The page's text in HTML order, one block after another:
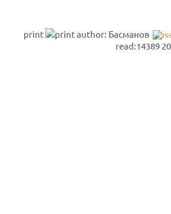
print author: Басманов
read:14389